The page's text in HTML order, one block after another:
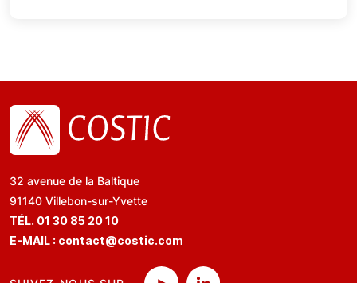
32 avenue de la Baltique
91140 Villebon-sur-Yvette
TÉL. 01 30 85 20 10
E-MAIL : contact@costic.com